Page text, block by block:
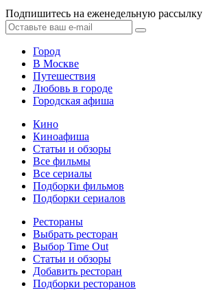
Подпишитесь на еженедельную рассылку
Город
В Москве
Путешествия
Любовь в городе
Городская афиша
Кино
Киноафиша
Статьи и обзоры
Все фильмы
Все сериалы
Подборки фильмов
Подборки сериалов
Рестораны
Выбрать ресторан
Выбор Time Out
Статьи и обзоры
Добавить ресторан
Подборки ресторанов